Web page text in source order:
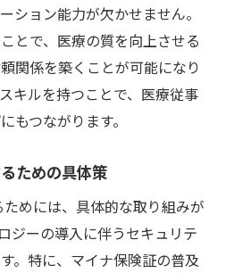
ション能力が欠かせません。
とで、医療の質を向上させる
関係を築くことが可能になり
キルを持つことで、医療従事
もつながります。
ための具体策
めには、具体的な取り組みが
ジーの導入に伴うセキュリテ
。特に、マイナ保険証の普及